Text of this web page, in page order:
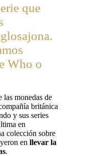
que
Who o
monedas de
británica
y sus series
en
colección sobre
en llevar la
.